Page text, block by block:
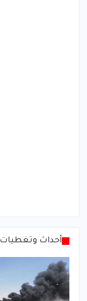
أحداث وتغطيات